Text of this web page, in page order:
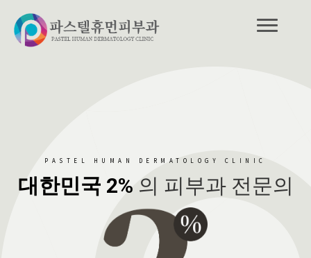
PASTEL HUMAN DERMATOLOGY CLINIC
대한민국 2% 의 피부과 전문의